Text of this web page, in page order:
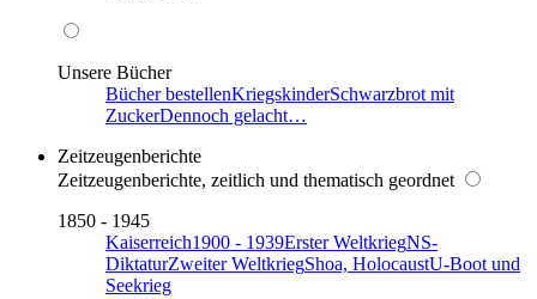
Unsere Bücher
Bücher bestellenKriegskinderSchwarzbrot mit
ZuckerDennoch gelacht…
Zeitzeugenberichte
Zeitzeugenberichte, zeitlich und thematisch geordnet
1850 - 1945
Kaiserreich1900 - 1939Erster WeltkriegNS-
DiktaturZweiter WeltkriegShoa, HolocaustU-Boot und
Seekrieg